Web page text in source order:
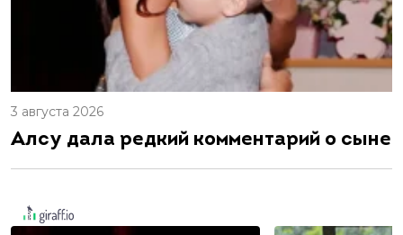
3 августа 2026
Алсу дала редкий комментарий о сыне